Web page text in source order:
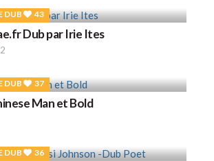
DUB 43
Dub par Irie Ites
DUB 37
Man et Bold
DUB 36